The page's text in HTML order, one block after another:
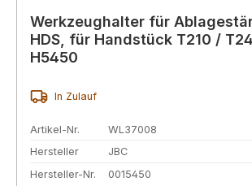
Werkzeughalter für
HDS, für Handstück T210 /
H5450
In Zulauf
Artikel-Nr.
WL37008
Hersteller
JBC
Hersteller-Nr.
0015450